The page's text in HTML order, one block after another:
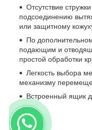
Отсутствие
подсоединению
или защитному
По
подающим и
простой обработки
Легкость выбора
механизму
Встроенный ящик